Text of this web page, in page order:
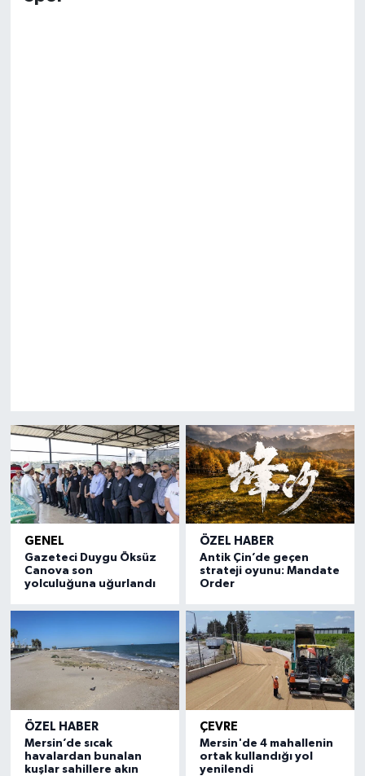
GENEL
Gazeteci Duygu Öksüz
Canova son
yolculuğuna uğurlandı
ÖZEL HABER
Antik Çin’de geçen
strateji oyunu: Mandate
Order
ÖZEL HABER
Mersin’de sıcak
havalardan bunalan
kuşlar sahillere akın
ÇEVRE
Mersin'de 4 mahallenin
ortak kullandığı yol
yenilendi